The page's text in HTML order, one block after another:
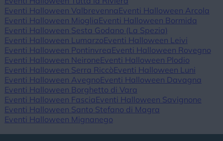
Eventi Halloween Valbrevenna Eventi Halloween Arcola
Eventi Halloween Mioglia Eventi Halloween Bormida
Eventi Halloween Sesta Godano (La Spezia)
Eventi Halloween LumarzoEventi Halloween Leivi
Eventi Halloween Pontinvrea Eventi Halloween Rovegno
Eventi Halloween NeironeEventi Halloween Plodio
Eventi Halloween Serra RiccòEventi Halloween Luni
Eventi Halloween AvegnoEventi Halloween Davagna
Eventi Halloween Borghetto di Vara
Eventi Halloween Fascia Eventi Halloween Savignone
Eventi Halloween Santo Stefano di Magra
Eventi Halloween Mignanego